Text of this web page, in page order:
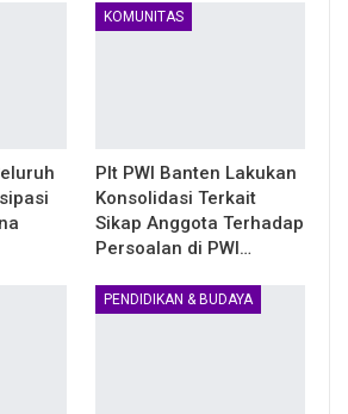
KOMUNITAS
Plt PWI Banten Lakukan
Konsolidasi Terkait
Sikap Anggota Terhadap
Persoalan di PWI…
PENDIDIKAN & BUDAYA